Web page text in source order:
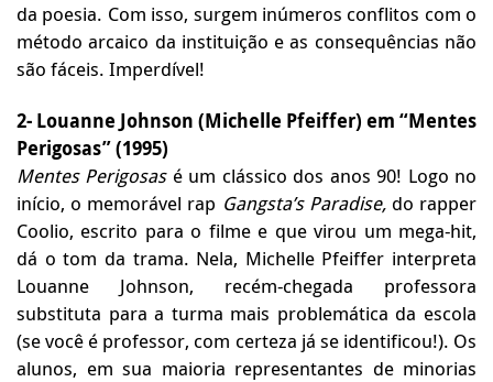
da poesia. Com isso, surgem inúmeros conflitos com o
método arcaico da instituição e as consequências não
são fáceis. Imperdível!
2- Louanne Johnson (Michelle Pfeiffer) em “Mentes
Perigosas” (1995)
Mentes Perigosas é um clássico dos anos 90! Logo no
início, o memorável rap Gangsta’s Paradise, do rapper
Coolio, escrito para o filme e que virou um mega-hit,
dá o tom da trama. Nela, Michelle Pfeiffer interpreta
Louanne Johnson, recém-chegada professora
substituta para a turma mais problemática da escola
(se você é professor, com certeza já se identificou!). Os
alunos, em sua maioria representantes de minorias